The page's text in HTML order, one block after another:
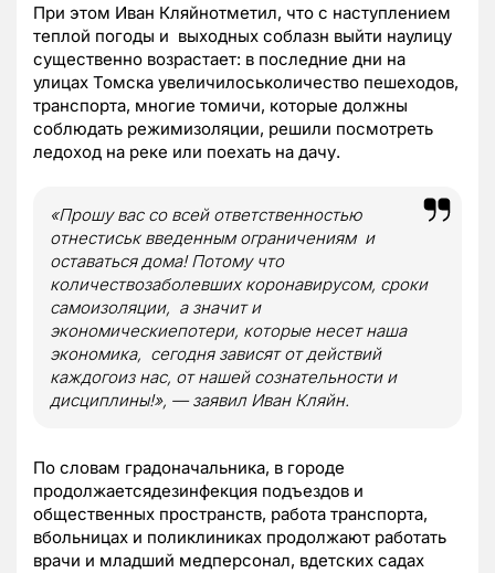
При этом Иван Кляйнотметил, что с наступлением
теплой погоды и выходных соблазн выйти наулицу
существенно возрастает: в последние дни на
улицах Томска увеличилоськоличество пешеходов,
транспорта, многие томичи, которые должны
соблюдать режимизоляции, решили посмотреть
ледоход на реке или поехать на дачу.
«Прошу вас со всей ответственностью
отнестиськ введенным ограничениям и
оставаться дома! Потому что
количествозаболевших коронавирусом, сроки
самоизоляции, а значит и
экономическиепотери, которые несет наша
экономика, сегодня зависят от действий
каждогоиз нас, от нашей сознательности и
дисциплины!», — заявил Иван Кляйн.
По словам градоначальника, в городе
продолжаетсядезинфекция подъездов и
общественных пространств, работа транспорта,
вбольницах и поликлиниках продолжают работать
врачи и младший медперсонал, вдетских садах